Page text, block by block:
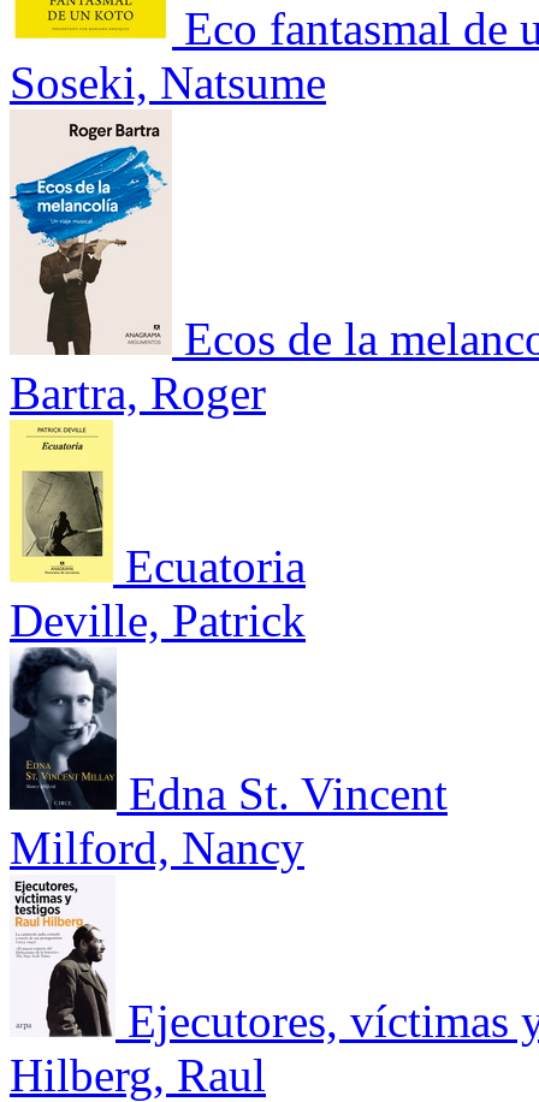
Eco fantasmal de
Soseki, Natsume
Ecos de la
Bartra, Roger
Ecuatoria
Deville, Patrick
Edna St. Vincent
Milford, Nancy
Ejecutores, víctimas
Hilberg, Raul